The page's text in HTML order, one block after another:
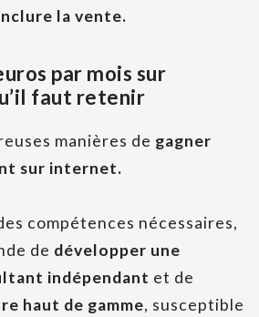
la vente.
par mois sur
faut retenir
manières de gagner
sur internet.
compétences nécessaires,
de développer une
indépendant et de
haut de gamme, susceptible